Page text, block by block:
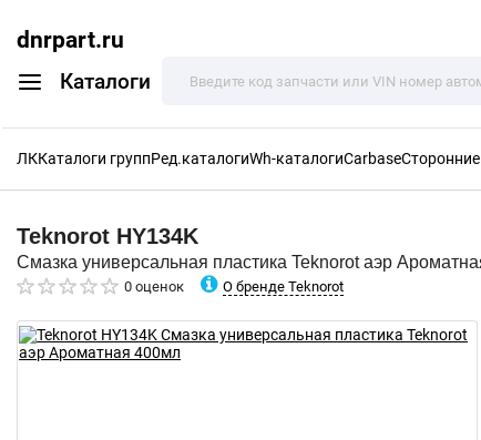
dnrpart.ru
Каталоги
ЛККаталоги группРед.каталогиWh-каталогиCarbase
Teknorot HY134K
Смазка универсальная пластика Teknorot аэр
0 оценок О бренде Teknorot